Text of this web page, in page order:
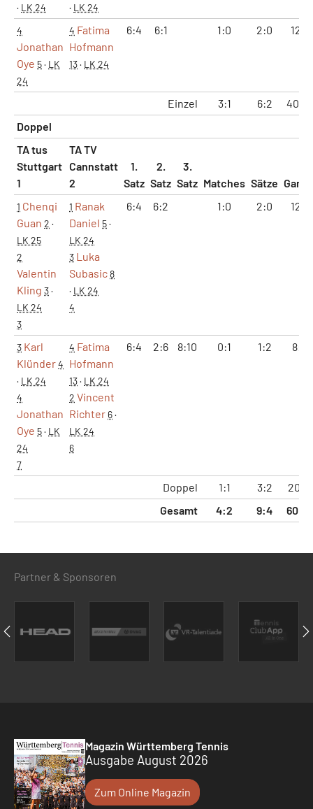
· LK 24
· LK 24
4
Jonathan
Oye 5· LK
24
4 Fatima
Hofmann
13· LK 24
6:4 6:1 1:0 2:0 12:5
Einzel 3:1 6:2
Doppel
TA tus
Stuttgart
1
TA TV
Cannstatt
2
1.
Satz
2.
Satz
3.
Satz Matches Sätze
1 Chenqi
Guan 2 ·
LK 25
2
Valentin
Kling 3·
LK 24
3
1 Ranak
Daniel 5·
LK 24
3 Luka
Subasic8
· LK 24
4
6:4 6:2 1:0 2:0 12:6
3 Karl
Klünder4
· LK 24
4
Jonathan
Oye 5· LK
24
7
4 Fatima
Hofmann
13· LK 24
2 Vincent
Richter 6·
LK 24
6
6:4 2:6 8:10 0:1 1:2 8:11
Doppel 1:1 3:2
20:17
Gesamt
4:2 9:4
Partner & Sponsoren
Magazin Württemberg Tennis
Ausgabe August 2026
Zum Online Magazin